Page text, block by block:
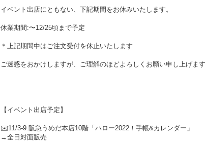
イベント出店にともない、下記期間をお休みいたします。
休業期間:〜12/25頃まで予定
＊上記期間中はご注文受付を休止いたします
ご迷惑をおかけしますが、ご理解のほどよろしくお願い申し上げます
【イベント出店予定】
✉️11/3-9:阪急うめだ本店10階「ハロー2022！手帳&カレンダー」
→全日対面販売